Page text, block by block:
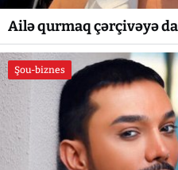
Ailə qurmaq çərçivəyə
Şou-biznes